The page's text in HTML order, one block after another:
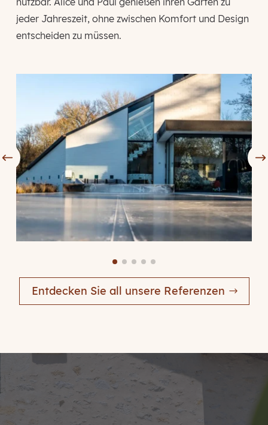
jeder Jahreszeit, ohne zwischen Komfort und Design
entscheiden zu müssen.
Entdecken Sie all unsere Referenzen